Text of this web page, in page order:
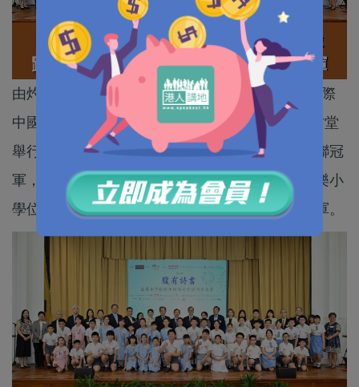
由灼見名家主辦的第六屆腹有詩書──全港小學校際
中國語文常識問答比賽，6月13日在香港大學陸佑堂
舉行總決賽，由路德會聖馬太學校（秀茂坪）蟬聯冠
軍，聖公會聖彼得小學摘得亞軍，獻主會聖馬善樂小
學位列季軍，英皇書院同學會小學第二校則獲殿軍。